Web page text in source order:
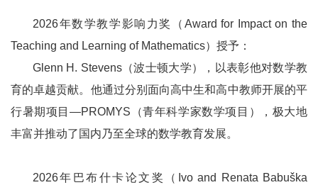
2026年数学教学影响力奖（Award for Impact on the
Teaching and Learning of Mathematics）授予：
Glenn H. Stevens（波士顿大学），以表彰他对数学教
育的卓越贡献。他通过分别面向高中生和高中教师开展的平
行暑期项目—PROMYS（青年科学家数学项目），极大地
丰富并推动了国内乃至全球的数学教育发展。
2026年巴布什卡论文奖（Ivo and Renata Babuška